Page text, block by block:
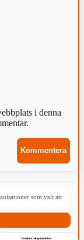
i denna
som valt att